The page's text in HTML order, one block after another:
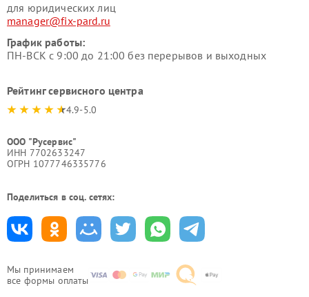
Мы принимаем
все формы оплаты
для юридических лиц
manager@fix-pard.ru
График работы:
ПН-ВСК с 9:00 до 21:00 без перерывов и выходных
Рейтинг сервисного центра
4.9-5.0
ООО "Русервис"
ИНН 7702633247
ОГРН 1077746335776
Поделиться в соц. сетях: